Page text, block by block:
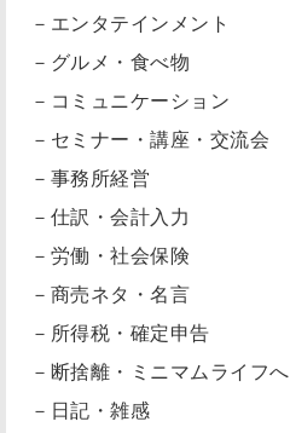
－エンタテインメント
－グルメ・食べ物
－コミュニケーション
－セミナー・講座・交流会
－事務所経営
－仕訳・会計入力
－労働・社会保険
－商売ネタ・名言
－所得税・確定申告
－断捨離・ミニマムライフへ
－日記・雑感